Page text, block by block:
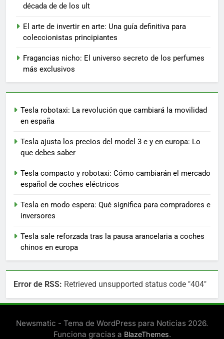
década de de los ult
El arte de invertir en arte: Una guía definitiva para
coleccionistas principiantes
Fragancias nicho: El universo secreto de los perfumes
más exclusivos
Tesla robotaxi: La revolución que cambiará la movilidad
en españa
Tesla ajusta los precios del model 3 e y en europa: Lo
que debes saber
Tesla compacto y robotaxi: Cómo cambiarán el mercado
español de coches eléctricos
Tesla en modo espera: Qué significa para compradores e
inversores
Tesla sale reforzada tras la pausa arancelaria a coches
chinos en europa
Error de RSS: Retrieved unsupported status code "404"
Newsmatic - Tema de WordPress para Noticias 2026.
Funciona gracias a BlazeThemes.